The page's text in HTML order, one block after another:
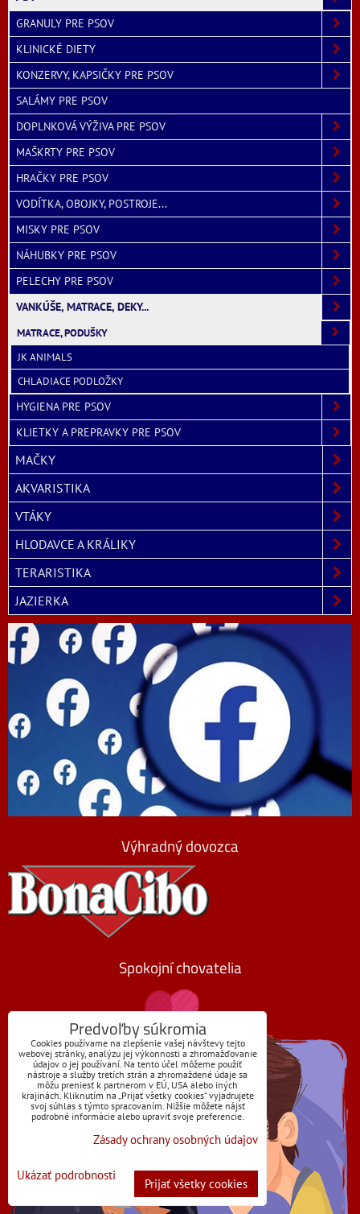
GRANULY PRE PSOV
KLINICKÉ DIETY
KONZERVY, KAPSIČKY PRE PSOV
SALÁMY PRE PSOV
DOPLNKOVÁ VÝŽIVA PRE PSOV
MAŠKRTY PRE PSOV
HRAČKY PRE PSOV
VODÍTKA, OBOJKY, POSTROJE...
MISKY PRE PSOV
NÁHUBKY PRE PSOV
PELECHY PRE PSOV
VANKÚŠE, MATRACE, DEKY...
MATRACE, PODUŠKY
JK ANIMALS
CHLADIACE PODLOŽKY
HYGIENA PRE PSOV
KLIETKY A PREPRAVKY PRE PSOV
MAČKY
AKVARISTIKA
VTÁKY
HLODAVCE A KRÁLIKY
TERARISTIKA
JAZIERKA
Výhradný dovozca
Spokojní chovatelia
Predvoľby súkromia
Cookies používame na zlepšenie vašej návštevy tejto
webovej stránky, analýzu jej výkonnosti a zhromažďovanie
údajov o jej používaní. Na tento účel môžeme použiť
nástroje a služby tretích strán a zhromaždené údaje sa
môžu preniesť k partnerom v EÚ, USA alebo iných
krajinách. Kliknutím na „Prijať všetky cookies“ vyjadrujete
svoj súhlas s týmto spracovaním. Nižšie môžete nájsť
podrobné informácie alebo upraviť svoje preferencie.
Zásady ochrany osobných údajov
Ukázať podrobnosti
Prijať všetky cookies